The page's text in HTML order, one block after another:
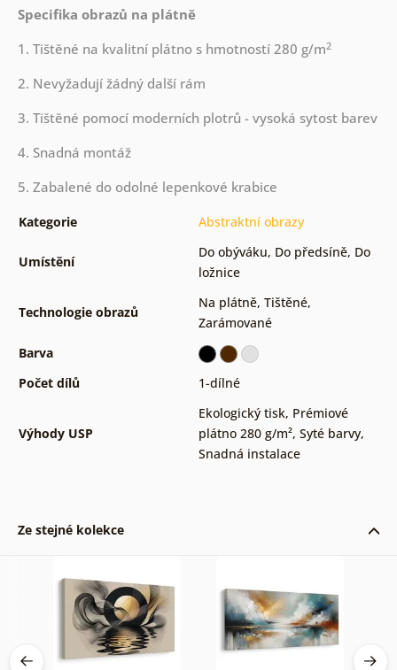
Specifika obrazů na plátně
1. Tištěné na kvalitní plátno s hmotností 280 g/m2
2. Nevyžadují žádný další rám
3. Tištěné pomocí moderních plotrů - vysoká sytost barev
4. Snadná montáž
5. Zabalené do odolné lepenkové krabice
Kategorie Abstraktní obrazy
Umístění
Do obýváku, Do předsíně, Do
ložnice
Technologie obrazů
Na plátně, Tištěné,
Zarámované
Barva
Počet dílů
1-dílné
Výhody USP
Ekologický tisk, Prémiové
plátno 280 g/m², Syté barvy,
Snadná instalace
Ze stejné kolekce